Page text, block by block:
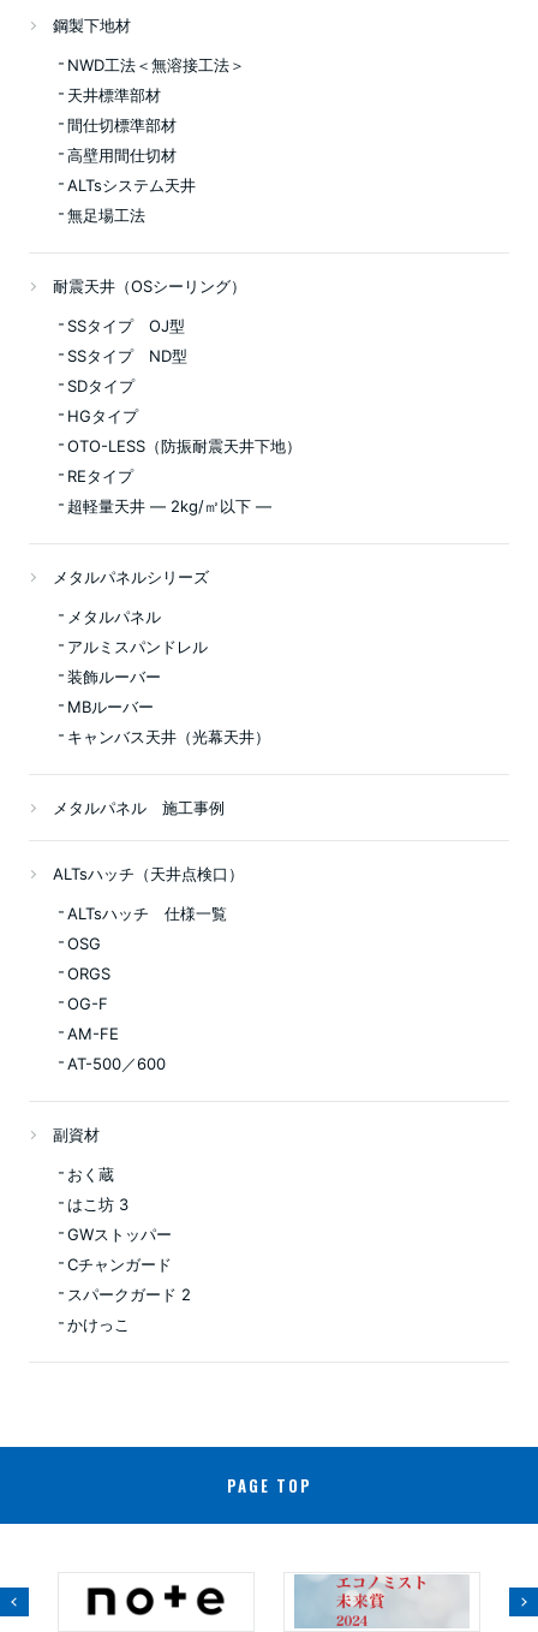
鋼製下地材
NWD工法＜無溶接工法＞
天井標準部材
間仕切標準部材
高壁用間仕切材
ALTsシステム天井
無足場工法
耐震天井（OSシーリング）
SSタイプ OJ型
SSタイプ ND型
SDタイプ
HGタイプ
OTO-LESS（防振耐震天井下地）
REタイプ
超軽量天井 ― 2kg/㎡以下 ―
メタルパネルシリーズ
メタルパネル
アルミスパンドレル
装飾ルーバー
MBルーバー
キャンバス天井（光幕天井）
メタルパネル 施工事例
ALTsハッチ（天井点検口）
ALTsハッチ 仕様一覧
OSG
ORGS
OG-F
AM-FE
AT-500／600
副資材
おく蔵
はこ坊 3
GWストッパー
Cチャンガード
スパークガード 2
かけっこ
PAGE TOP